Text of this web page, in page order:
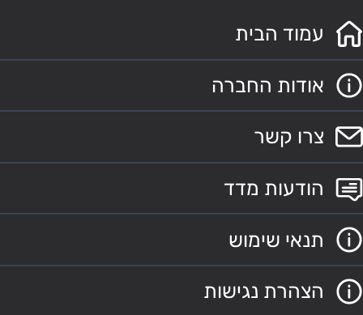
עמוד הבית
אודות החברה
צרו קשר
הודעות מדד
תנאי שימוש
הצהרת נגישות